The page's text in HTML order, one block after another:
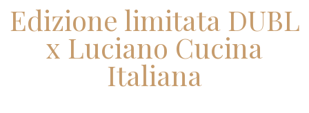
Edizione limitata DUBL
x Luciano Cucina
Italiana